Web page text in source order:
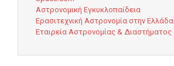
Αστρονομική Εγκυκλοπαίδεια
Ερασιτεχνική Αστρονομία στην Ελλάδα
Εταιρεία Αστρονομίας & Διαστήματος